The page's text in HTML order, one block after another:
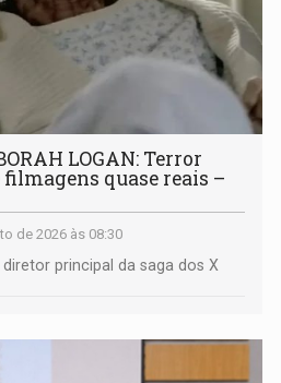
LOGAN: Terror
quase reais –
de 2026 às 08:30
principal da saga dos X